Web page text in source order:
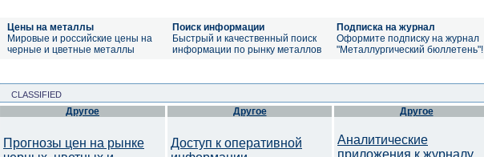
Цены на металлы
Мировые и российские цены на
черные и цветные металлы
Поиск информации
Быстрый и качественный поиск
информации по рынку металлов
Подписка на журнал
Оформите подписку на журнал
"Металлургический бюллетень"!
CLASSIFIED
Другое
Прогнозы цен на рынке
Другое
Доступ к оперативной
Другое
Аналитические
приложения к журналу